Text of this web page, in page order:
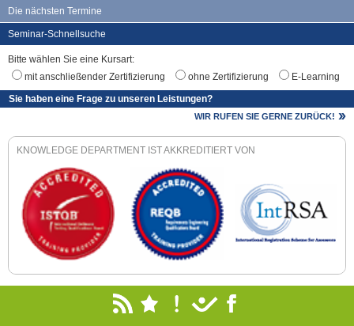
Die nächsten Termine
Seminar-Schnellsuche
Bitte wählen Sie eine Kursart:
mit anschließender Zertifizierung
ohne Zertifizierung
E-Learning
Sie haben eine Frage zu unseren Leistungen?
WIR RUFEN SIE GERNE ZURÜCK!
KNOWLEDGE DEPARTMENT IST AKKREDITIERT VON